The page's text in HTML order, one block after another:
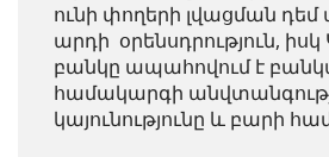
ունի փողերի լվացման
արդի օրենսդրություն,
բանկը ապահովում է
համակարգի
կայունությունը և բարի